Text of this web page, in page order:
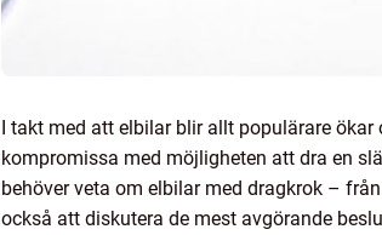
I takt med att elbilar blir allt populärare
kompromissa med möjligheten att dra en
behöver veta om elbilar med dragkrok –
också att diskutera de mest avgörande